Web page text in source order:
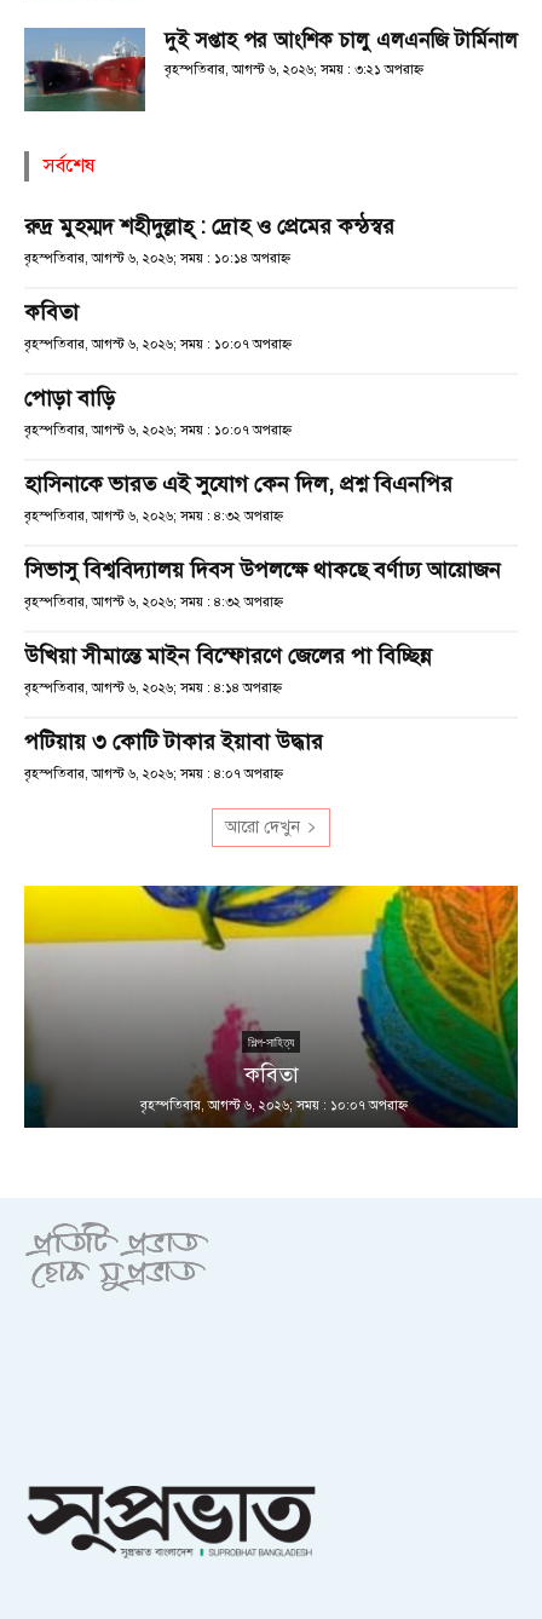
দুই সপ্তাহ পর আংশিক চালু এলএনজি টার্মিনাল
বৃহস্পতিবার, আগস্ট ৬, ২০২৬; সময় : ৩:২১ অপরাহ্ণ
সর্বশেষ
রুদ্র মুহম্মদ শহীদুল্লাহ্ : দ্রোহ ও প্রেমের কন্ঠস্বর
বৃহস্পতিবার, আগস্ট ৬, ২০২৬; সময় : ১০:১৪ অপরাহ্ণ
কবিতা
বৃহস্পতিবার, আগস্ট ৬, ২০২৬; সময় : ১০:০৭ অপরাহ্ণ
পোড়া বাড়ি
বৃহস্পতিবার, আগস্ট ৬, ২০২৬; সময় : ১০:০৭ অপরাহ্ণ
হাসিনাকে ভারত এই সুযোগ কেন দিল, প্রশ্ন বিএনপির
বৃহস্পতিবার, আগস্ট ৬, ২০২৬; সময় : ৪:৩২ অপরাহ্ণ
সিভাসু বিশ্ববিদ্যালয় দিবস উপলক্ষে থাকছে বর্ণাঢ্য আয়োজন
বৃহস্পতিবার, আগস্ট ৬, ২০২৬; সময় : ৪:৩২ অপরাহ্ণ
উখিয়া সীমান্তে মাইন বিস্ফোরণে জেলের পা বিচ্ছিন্ন
বৃহস্পতিবার, আগস্ট ৬, ২০২৬; সময় : ৪:১৪ অপরাহ্ণ
পটিয়ায় ৩ কোটি টাকার ইয়াবা উদ্ধার
বৃহস্পতিবার, আগস্ট ৬, ২০২৬; সময় : ৪:০৭ অপরাহ্ণ
আরো দেখুন
শিল্প-সাহিত্য
কবিতা
বৃহস্পতিবার, আগস্ট ৬, ২০২৬; সময় : ১০:০৭ অপরাহ্ণ